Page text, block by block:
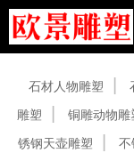
石材人物雕塑
雕塑
铜雕动物雕
锈钢天壶雕塑
不